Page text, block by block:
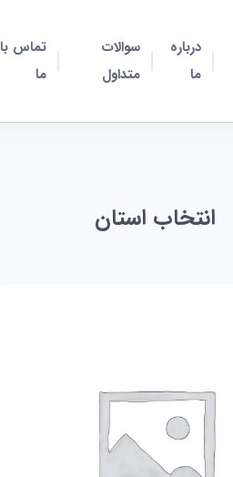
درباره
ما
سوالات
متداول
تماس با
ما
انتخاب استان